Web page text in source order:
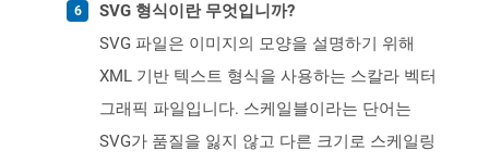
SVG 형식이란 무엇입니까?
SVG 파일은 이미지의 모양을 설명하기 위해
XML 기반 텍스트 형식을 사용하는 스칼라 벡터
그래픽 파일입니다. 스케일블이라는 단어는
SVG가 품질을 잃지 않고 다른 크기로 스케일링